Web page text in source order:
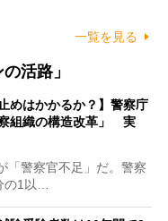
一覧を見る
活路」
めはかかるか？】警察庁
組織の構造改革」 実
警察官不足」だ。警察
の1以…